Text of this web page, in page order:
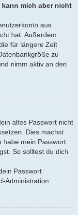
mich aber nicht
aus
hat. Außerdem
für längere Zeit
zu
nimm aktiv an den
altes Passwort nicht
Dies machst
habe mein Passwort
So solltest du dich
Passwort
Administration.